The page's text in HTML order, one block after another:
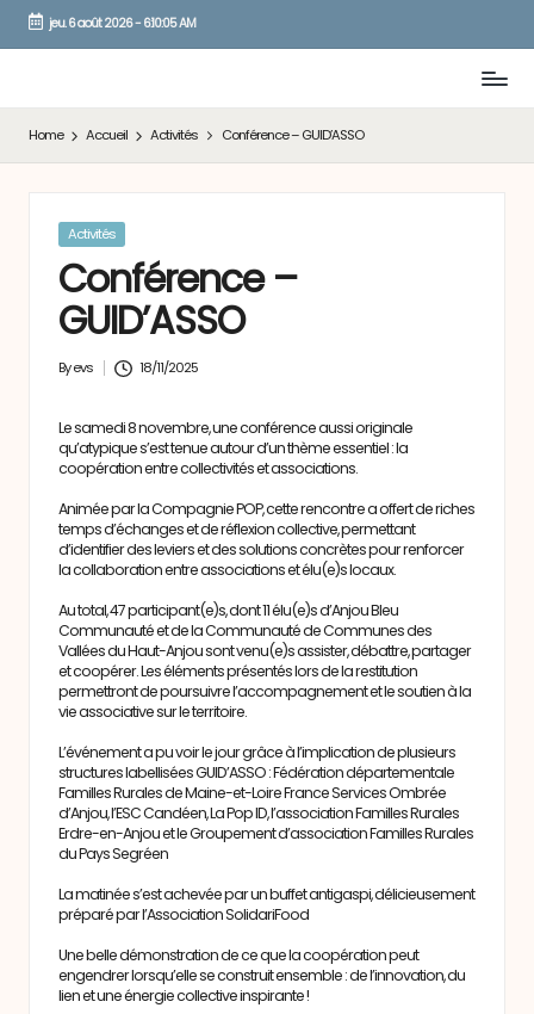
Skip
jeu. 6 août 2026- 6:10:06 AM
Home Accueil Activités Conférence – GUID’ASSO
Posted
in
Activités
Conférence –
GUID’ASSO
Posted
Byevs 18/11/2025
Le samedi 8 novembre, une conférence aussi originale
qu’atypique s’est tenue autour d’un thème essentiel : la
coopération entre collectivités et associations.
Animée par la Compagnie POP, cette rencontre a offert de riches
temps d’échanges et de réflexion collective, permettant
d’identifier des leviers et des solutions concrètes pour renforcer
la collaboration entre associations et élu(e)s locaux.
Au total, 47 participant(e)s, dont 11 élu(e)s d’Anjou Bleu
Communauté et de la Communauté de Communes des
Vallées du Haut-Anjou sont venu(e)s assister, débattre, partager
et coopérer. Les éléments présentés lors de la restitution
permettront de poursuivre l’accompagnement et le soutien à la
vie associative sur le territoire.
L’événement a pu voir le jour grâce à l’implication de plusieurs
structures labellisées GUID’ASSO :Fédération départementale
Familles Rurales de Maine-et-LoireFrance Services Ombrée
d’Anjou, l’ESC Candéen, La Pop ID, l’association Familles Rurales
Erdre-en-Anjou et le Groupement d’association Familles Rurales
du Pays Segréen
La matinée s’est achevée par un buffet antigaspi, délicieusement
préparé par l’Association SolidariFood
Une belle démonstration de ce que la coopération peut
engendrer lorsqu’elle se construit ensemble : de l’innovation, du
lien et une énergie collective inspirante !